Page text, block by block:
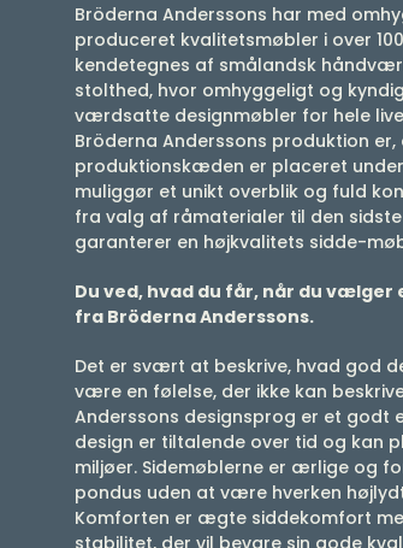
Bröderna Anderssons har med
produceret kvalitetsmøbler i over
kendetegnes af smålandsk
stolthed, hvor omhyggeligt og
værdsatte designmøbler for hele
Bröderna Anderssons produktion er,
produktionskæden er placeret
muliggør et unikt overblik og fuld
fra valg af råmaterialer til den sidste
garanterer en højkvalitets sidde-
Du ved, hvad du får, når du
fra Bröderna Anderssons.
Det er svært at beskrive, hvad god
være en følelse, der ikke kan
Anderssons designsprog er et godt
design er tiltalende over tid og kan
miljøer. Sidemøblerne er ærlige og
pondus uden at være hverken
Komforten er ægte siddekomfort
stabilitet, der vil bevare sin gode